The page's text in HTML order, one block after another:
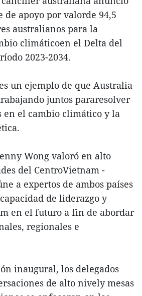
de apoyo por valorde 94,5
australianos para la
climáticoen el Delta del
2023-2034.
un ejemplo de que Australia
juntos pararesolver
en el cambio climático y la
Wong valoró en alto
del CentroVietnam -
a expertos de ambos países
de liderazgo y
en el futuro a fin de abordar
regionales e
inaugural, los delegados
de alto nively mesas